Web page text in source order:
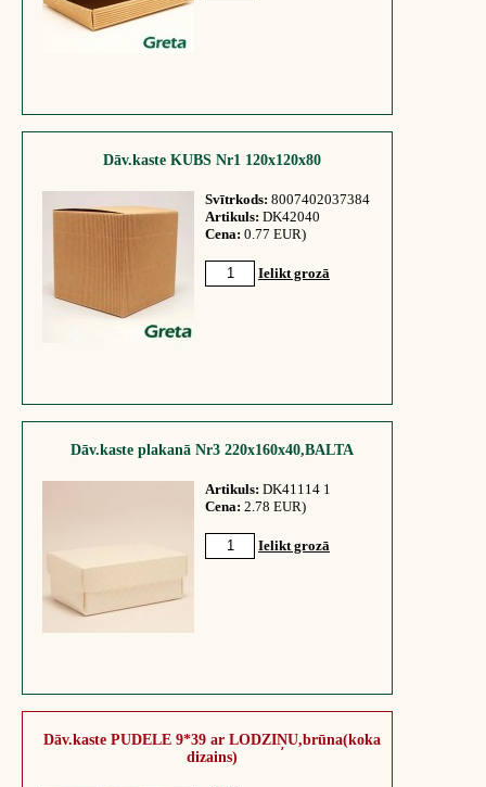
Dāv.kaste KUBS Nr1 120x120x80
Svītrkods: 8007402037384
Artikuls: DK42040
Cena: 0.77 EUR)
Ielikt grozā
Dāv.kaste plakanā Nr3 220x160x40,BALTA
Artikuls: DK41114 1
Cena: 2.78 EUR)
Ielikt grozā
Dāv.kaste PUDELE 9*39 ar LODZIŅU,brūna(koka
dizains)